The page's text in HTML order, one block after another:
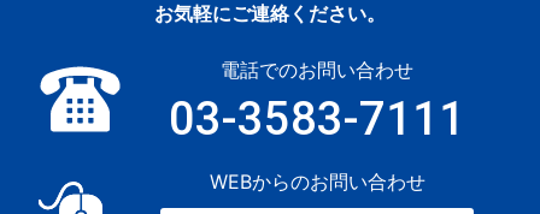
お気軽にご連絡ください。
電話でのお問い合わせ
03-3583-7111
WEBからのお問い合わせ